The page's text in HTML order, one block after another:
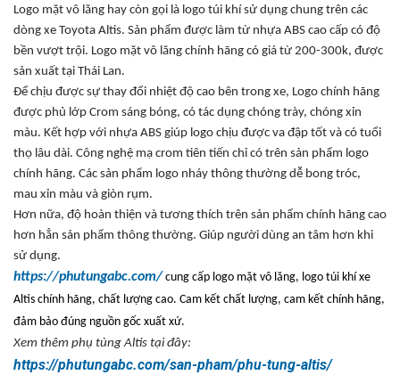
Logo mặt vô lăng hay còn gọi là logo túi khí sử dụng chung trên các
dòng xe Toyota Altis. Sản phẩm được làm từ nhựa ABS cao cấp có độ
bền vượt trội. Logo mặt vô lăng chính hãng có giá từ 200-300k, được
sản xuất tại Thái Lan.
Để chịu được sự thay đổi nhiệt độ cao bên trong xe, Logo chính hãng
được phủ lớp Crom sáng bóng, có tác dụng chóng trày, chóng xỉn
màu. Kết hợp với nhựa ABS giúp logo chịu được va đập tốt và có tuổi
thọ lâu dài. Công nghệ mạ crom tiên tiến chỉ có trên sản phẩm logo
chính hãng. Các sản phẩm logo nháy thông thường dễ bong tróc,
mau xỉn màu và giòn rụm.
Hơn nữa, độ hoàn thiện và tương thích trên sản phẩm chính hãng cao
hơn hẳn sản phẩm thông thường. Giúp người dùng an tâm hơn khi
sử dụng.
https://phutungabc.com/ cung cấp logo mặt vô lăng, logo túi khí xe
Altis chính hãng, chất lượng cao. Cam kết chất lượng, cam kết chính hãng,
đảm bảo đúng nguồn gốc xuất xứ.
Xem thêm phụ tùng Altis tại đây:
https://phutungabc.com/san-pham/phu-tung-altis/